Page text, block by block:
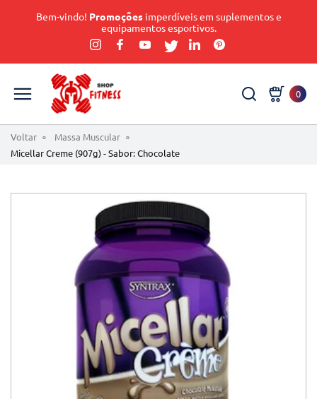
Bem-vindo! Promoçõesimperdíveis em suplementos e
equipamentos esportivos.
0
Voltar
Massa Muscular
Micellar Creme (907g) - Sabor: Chocolate